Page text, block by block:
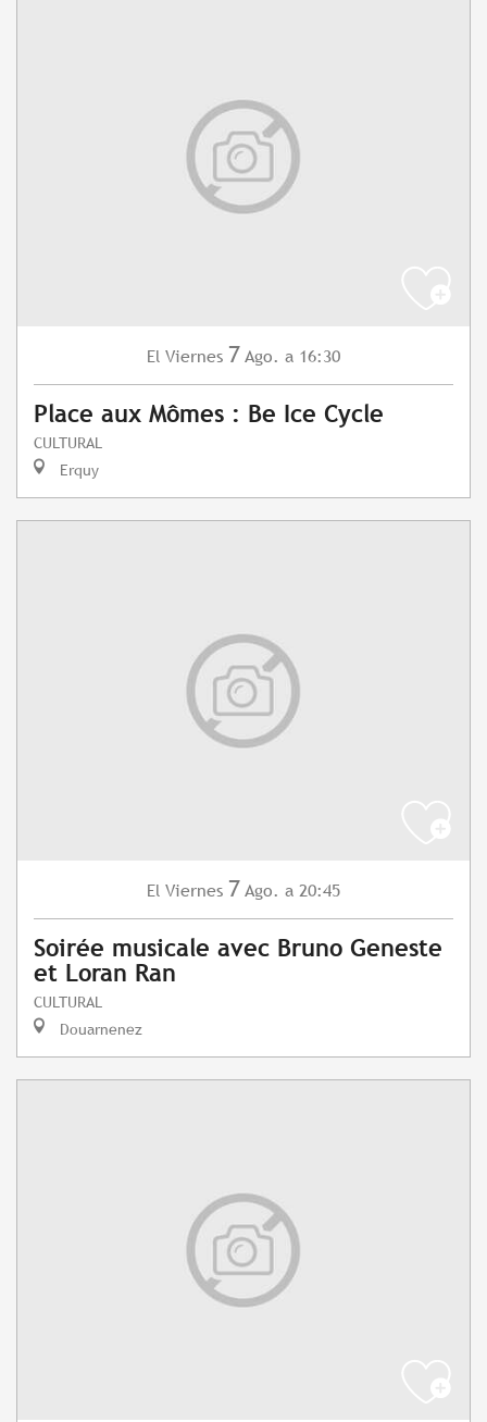
El Viernes 7 Ago. a 16:30
Place aux Mômes : Be Ice Cycle
CULTURAL
Erquy
El Viernes 7 Ago. a 20:45
Soirée musicale avec Bruno Geneste
et Loran Ran
CULTURAL
Douarnenez